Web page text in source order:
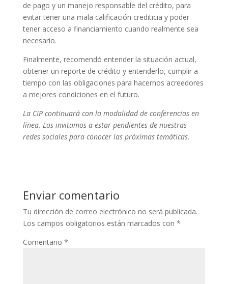
de pago y un manejo responsable del crédito, para
evitar tener una mala calificación crediticia y poder
tener acceso a financiamiento cuando realmente sea
necesario.
Finalmente, recomendó entender la situación actual,
obtener un reporte de crédito y entenderlo, cumplir a
tiempo con las obligaciones para hacernos acreedores
a mejores condiciones en el futuro.
La CIP continuará con la modalidad de conferencias en
línea. Los invitamos a estar pendientes de nuestras
redes sociales para conocer las próximas temáticas.
Enviar comentario
Tu dirección de correo electrónico no será publicada.
Los campos obligatorios están marcados con *
Comentario *